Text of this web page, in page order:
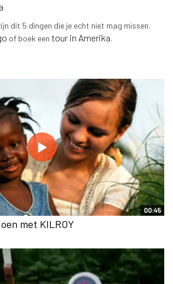
dit 5 dingen die je echt niet mag missen.
of boek een tour in Amerika.
00:45
met KILROY